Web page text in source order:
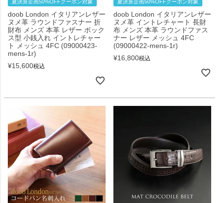
夏決算企画50%OFFクーポン対象
doob London イタリアンレザー
ヌメ革 ラウンドファスナー 折
財布 メンズ 本革 レザー ボック
ス型 小銭入れ イントレチャー
ト メッシュ 4FC (09000423-
mens-1r)
¥15,600税込
夏決算企画50%OFFクーポン対象
doob London イタリアンレザー
ヌメ革 イントレチャート 長財
布 メンズ 本革 ラウンドファス
ナー レザー メッシュ 4FC
(09000422-mens-1r)
¥16,800税込